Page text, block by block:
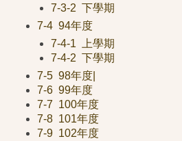
7-3-2 下學期
7-4 94年度
7-4-1 上學期
7-4-2 下學期
7-5 98年度|
7-6 99年度
7-7 100年度
7-8 101年度
7-9 102年度